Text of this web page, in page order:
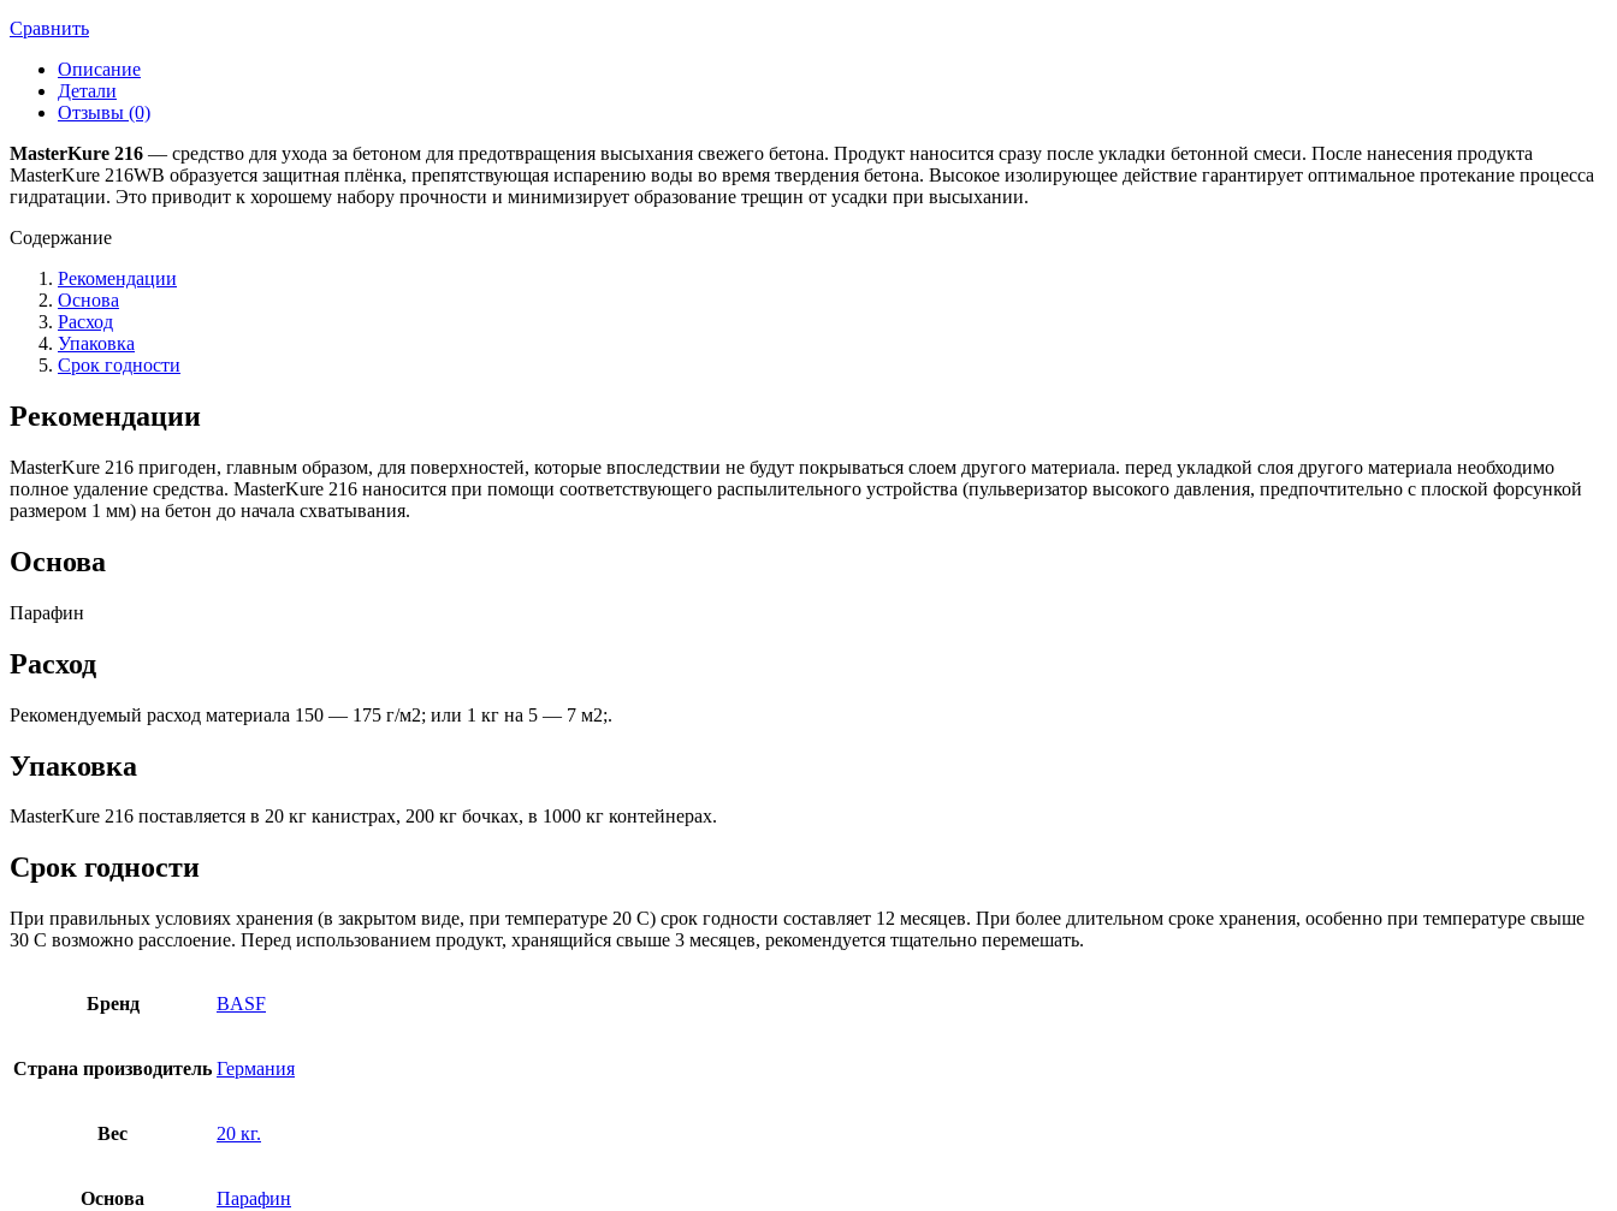
Сравнить
Описание
Детали
Отзывы (0)
MasterKure 216 — средство для ухода за бетоном для предотвращения высыхания свежего бетона. Продукт наносится сразу после укладки бетонной смеси. После нанесения продукта
MasterKure 216WB образуется защитная плёнка, препятствующая испарению воды во время твердения бетона. Высокое изолирующее действие гарантирует оптимальное протекание процесса
гидратации. Это приводит к хорошему набору прочности и минимизирует образование трещин от усадки при высыхании.
Содержание
Рекомендации
Основа
Расход
Упаковка
Срок годности
Рекомендации
MasterKure 216 пригоден, главным образом, для поверхностей, которые впоследствии не будут покрываться слоем другого материала. перед укладкой слоя другого материала необходимо
полное удаление средства. MasterKure 216 наносится при помощи соответствующего распылительного устройства (пульверизатор высокого давления, предпочтительно с плоской форсункой
размером 1 мм) на бетон до начала схватывания.
Основа
Парафин
Расход
Рекомендуемый расход материала 150 — 175 г/м2; или 1 кг на 5 — 7 м2;.
Упаковка
MasterKure 216 поставляется в 20 кг канистрах, 200 кг бочках, в 1000 кг контейнерах.
Срок годности
При правильных условиях хранения (в закрытом виде, при температуре 20 C) срок годности составляет 12 месяцев. При более длительном сроке хранения, особенно при температуре свыше
30 С возможно расслоение. Перед использованием продукт, хранящийся свыше 3 месяцев, рекомендуется тщательно перемешать.
Бренд BASF
Страна производитель Германия
Вес 20 кг.
Основа Парафин